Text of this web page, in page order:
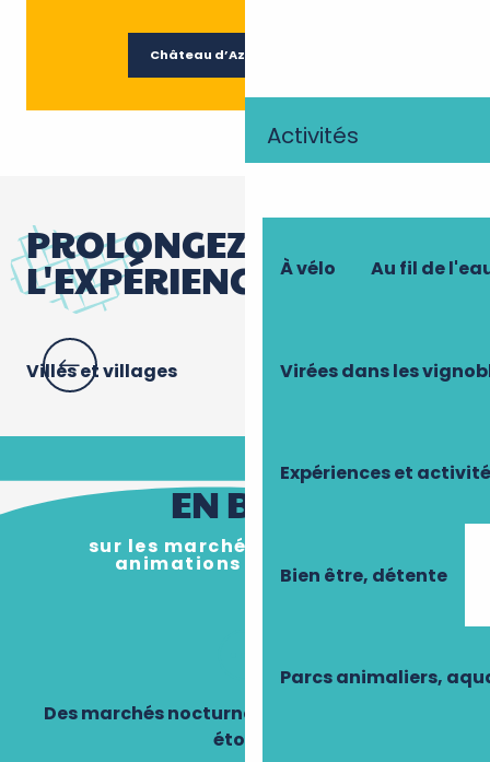
Activités
À vélo Au fil de
Virées dans les
Expériences et
Bien être, détente
Parcs animaliers,
Château d’Azay-le-Rideau
PROLONGEZ
L'EXPÉRIENCE
Villes et villages
EN BREF
sur les marchés nocturnes et
animations en Touraine
Des marchés nocturnes pour flâner sous les
étoiles